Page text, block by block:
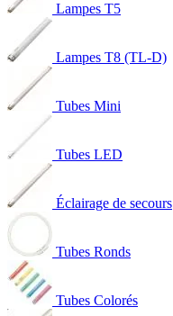
Lampes T5
Lampes T8 (TL-D)
Tubes Mini
Tubes LED
Éclairage de secours
Tubes Ronds
Tubes Colorés